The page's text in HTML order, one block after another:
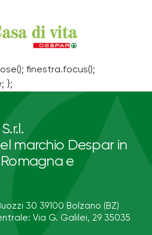
finestra.focus();
};
marchio Despar in
e
30 39100 Bolzano (BZ)
Via G. Galilei, 29 35035